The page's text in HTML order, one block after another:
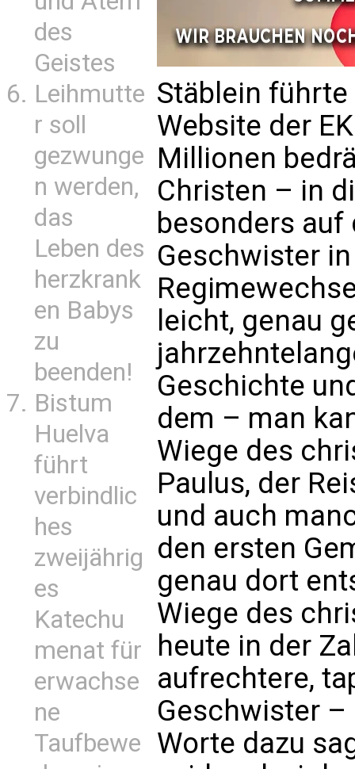
des
Geistes
Leihmutte
r soll
gezwunge
n werden,
das
Leben des
herzkrank
en Babys
zu
beenden!
Bistum
Huelva
führt
verbindlic
hes
zweijährig
es
Katechu
menat für
erwachse
ne
Taufbewe
Stäblein
Website der
Millionen
Christen – in
besonders
Geschwister
leicht, genau
Geschichte
dem – man
Wiege des
Paulus, der
und auch
den ersten
genau dort
Wiege des
heute in der
aufrechtere,
Geschwister
Worte dazu